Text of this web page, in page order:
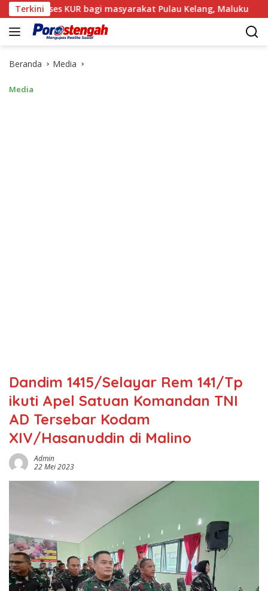
Langsung
ke
konten
Terkini
KUR bagi masyarakat Pulau Kelang, Maluku Mantri
Beranda Media
Media
Dandim 1415/Selayar Rem 141/Tp
ikuti Apel Satuan Komandan TNI
AD Tersebar Kodam
XIV/Hasanuddin di Malino
Admin
22 Mei 2023